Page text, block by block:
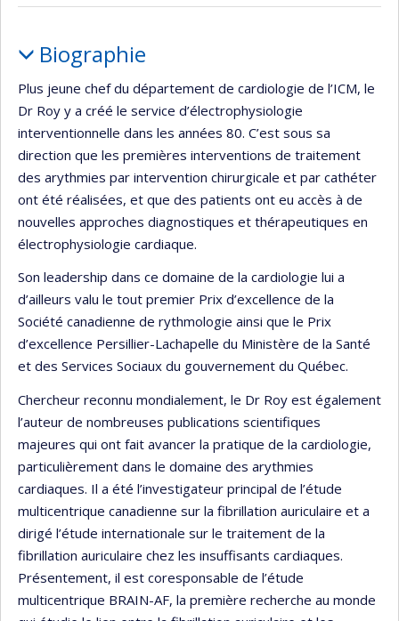
Biographie
Plus jeune chef du département de cardiologie de l’ICM, le
Dr Roy y a créé le service d’électrophysiologie
interventionnelle dans les années 80. C’est sous sa
direction que les premières interventions de traitement
des arythmies par intervention chirurgicale et par cathéter
ont été réalisées, et que des patients ont eu accès à de
nouvelles approches diagnostiques et thérapeutiques en
électrophysiologie cardiaque.
Son leadership dans ce domaine de la cardiologie lui a
d’ailleurs valu le tout premier Prix d’excellence de la
Société canadienne de rythmologie ainsi que le Prix
d’excellence Persillier-Lachapelle du Ministère de la Santé
et des Services Sociaux du gouvernement du Québec.
Chercheur reconnu mondialement, le Dr Roy est également
l’auteur de nombreuses publications scientifiques
majeures qui ont fait avancer la pratique de la cardiologie,
particulièrement dans le domaine des arythmies
cardiaques. Il a été l’investigateur principal de l’étude
multicentrique canadienne sur la fibrillation auriculaire et a
dirigé l’étude internationale sur le traitement de la
fibrillation auriculaire chez les insuffisants cardiaques.
Présentement, il est coresponsable de l’étude
multicentrique BRAIN-AF, la première recherche au monde